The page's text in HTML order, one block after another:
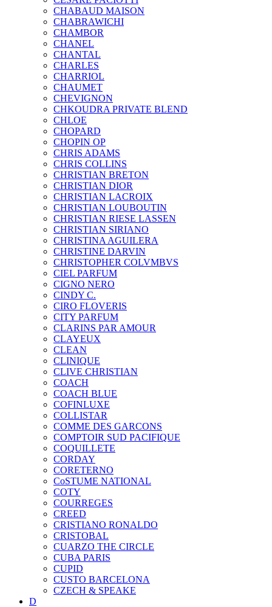
CHABAUD MAISON
CHABRAWICHI
CHAMBOR
CHANEL
CHANTAL
CHARLES
CHARRIOL
CHAUMET
CHEVIGNON
CHKOUDRA PRIVATE BLEND
CHLOE
CHOPARD
CHOPIN OP
CHRIS ADAMS
CHRIS COLLINS
CHRISTIAN BRETON
CHRISTIAN DIOR
CHRISTIAN LACROIX
CHRISTIAN LOUBOUTIN
CHRISTIAN RIESE LASSEN
CHRISTIAN SIRIANO
CHRISTINA AGUILERA
CHRISTINE DARVIN
CHRISTOPHER COLVMBVS
CIEL PARFUM
CIGNO NERO
CINDY C.
CIRO FLOVERIS
CITY PARFUM
CLARINS PAR AMOUR
CLAYEUX
CLEAN
CLINIQUE
CLIVE CHRISTIAN
COACH
COACH BLUE
COFINLUXE
COLLISTAR
COMME DES GARCONS
COMPTOIR SUD PACIFIQUE
COQUILLETE
CORDAY
CORETERNO
CoSTUME NATIONAL
COTY
COURREGES
CREED
CRISTIANO RONALDO
CRISTOBAL
CUARZO THE CIRCLE
CUBA PARIS
CUPID
CUSTO BARCELONA
CZECH & SPEAKE
D